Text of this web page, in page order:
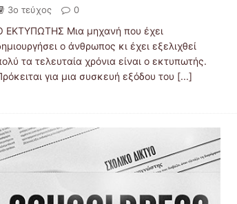
3ο τεύχος 0
ΕΚΤΥΠΩΤΗΣ Μια μηχανή που έχει
ο άνθρωπος κι έχει εξελιχθεί
τα τελευταία χρόνια είναι ο εκτυπωτής.
για μια συσκευή εξόδου του [...]